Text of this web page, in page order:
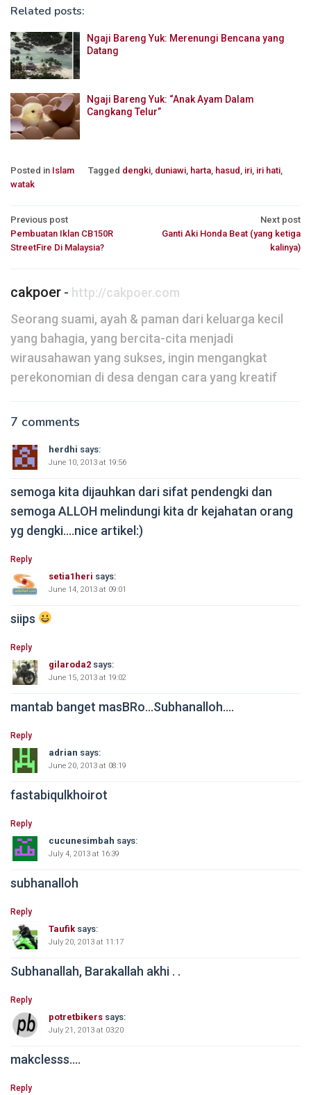
Related posts:
Ngaji Bareng Yuk: Merenungi Bencana yang
Datang
Ngaji Bareng Yuk: “Anak Ayam Dalam
Cangkang Telur”
Posted in Islam Tagged dengki, duniawi, harta, hasud , iri, iri hati,
watak
Post
navigation
Previous post
Pembuatan Iklan CB150R
StreetFire Di Malaysia?
Next post
Ganti Aki Honda Beat (yang ketiga
kalinya)
cakpoer - http://cakpoer.com
Seorang suami, ayah & paman dari keluarga kecil
yang bahagia, yang bercita-cita menjadi
wirausahawan yang sukses, ingin mengangkat
perekonomian di desa dengan cara yang kreatif
7 comments
herdhi says:
June 10, 2013 at 19:56
semoga kita dijauhkan dari sifat pendengki dan
semoga ALLOH melindungi kita dr kejahatan orang
yg dengki….nice artikel:)
Reply
setia1heri says:
June 14, 2013 at 09:01
siips
Reply
gilaroda2 says:
June 15, 2013 at 19:02
mantab banget masBRo…Subhanalloh….
Reply
adrian says:
June 20, 2013 at 08:19
fastabiqulkhoirot
Reply
cucunesimbah says:
July 4, 2013 at 16:39
subhanalloh
Reply
Taufik says:
July 20, 2013 at 11:17
Subhanallah, Barakallah akhi . .
Reply
potretbikers says:
July 21, 2013 at 03:20
makclesss….
Reply